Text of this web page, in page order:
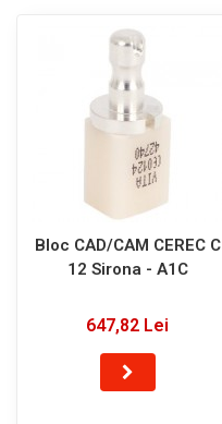
Bloc CAD/CAM CEREC C
12 Sirona - A1C
647,82 Lei